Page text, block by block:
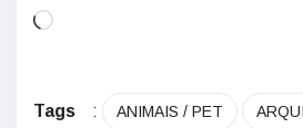
Tags : ANIMAIS / PET